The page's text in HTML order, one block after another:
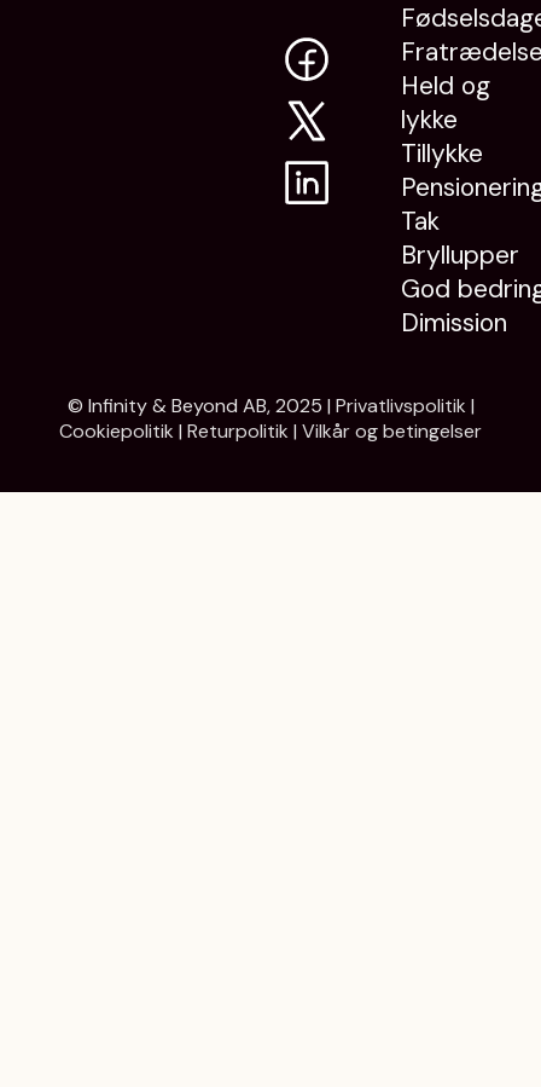
Held og
lykke
Tillykke
Tak
Bryllupper
God
Dimission
© Infinity & Beyond AB, 2025 | Privatlivspolitik |
Cookiepolitik | Returpolitik | Vilkår og betingelser